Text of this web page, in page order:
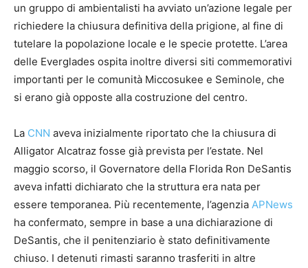
un gruppo di ambientalisti ha avviato un’azione legale per
richiedere la chiusura definitiva della prigione, al fine di
tutelare la popolazione locale e le specie protette. L’area
delle Everglades ospita inoltre diversi siti commemorativi
importanti per le comunità Miccosukee e Seminole, che
si erano già opposte alla costruzione del centro.
La CNN aveva inizialmente riportato che la chiusura di
Alligator Alcatraz fosse già prevista per l’estate. Nel
maggio scorso, il Governatore della Florida Ron DeSantis
aveva infatti dichiarato che la struttura era nata per
essere temporanea. Più recentemente, l’agenzia APNews
ha confermato, sempre in base a una dichiarazione di
DeSantis, che il penitenziario è stato definitivamente
chiuso. I detenuti rimasti saranno trasferiti in altre